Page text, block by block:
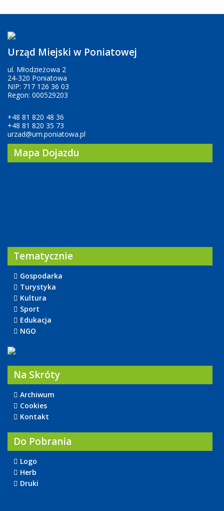
Urząd Miejski w Poniatowej
ul. Młodzieżowa 2
24-320 Poniatowa
NIP: 717 126 36 03
Regon: 000529203
+48 81 820 48 36
+48 81 820 35 73
urzad@um.poniatowa.pl
Mapa Dojazdu
Tematycznie
Gospodarka
Turystyka
Kultura
Sport
Edukacja
NGO
Na Skróty
Archiwum
Cookies
Kontakt
Do Pobrania
Logo
Herb
Druki